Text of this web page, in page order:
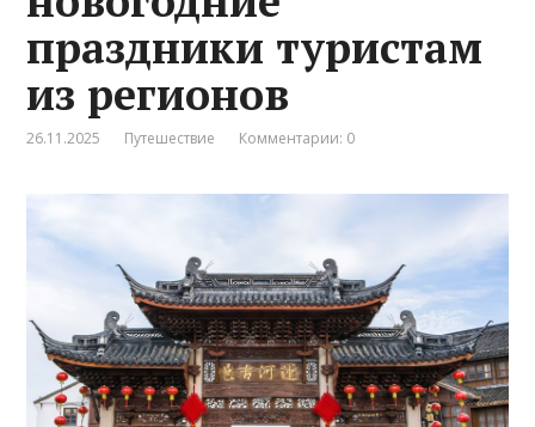
праздники туристам
из регионов
26.11.2025 Путешествие Комментарии: 0